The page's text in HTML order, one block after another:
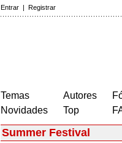
Entrar | Registrar
Temas
Novidades
Autores
Top
Summer Festival